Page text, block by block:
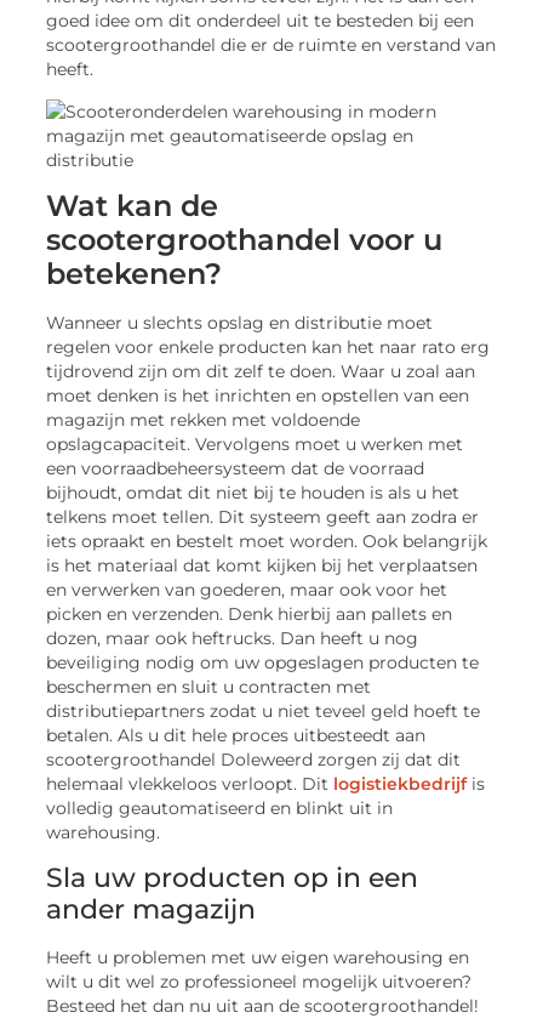
goed idee om dit onderdeel uit te besteden bij een
scootergroothandel die er de ruimte en verstand van
heeft.
Wat kan de
scootergroothandel voor u
betekenen?
Wanneer u slechts opslag en distributie moet
regelen voor enkele producten kan het naar rato erg
tijdrovend zijn om dit zelf te doen. Waar u zoal aan
moet denken is het inrichten en opstellen van een
magazijn met rekken met voldoende
opslagcapaciteit. Vervolgens moet u werken met
een voorraadbeheersysteem dat de voorraad
bijhoudt, omdat dit niet bij te houden is als u het
telkens moet tellen. Dit systeem geeft aan zodra er
iets opraakt en bestelt moet worden. Ook belangrijk
is het materiaal dat komt kijken bij het verplaatsen
en verwerken van goederen, maar ook voor het
picken en verzenden. Denk hierbij aan pallets en
dozen, maar ook heftrucks. Dan heeft u nog
beveiliging nodig om uw opgeslagen producten te
beschermen en sluit u contracten met
distributiepartners zodat u niet teveel geld hoeft te
betalen. Als u dit hele proces uitbesteedt aan
scootergroothandel Doleweerd zorgen zij dat dit
helemaal vlekkeloos verloopt. Dit logistiekbedrijfis
volledig geautomatiseerd en blinkt uit in
warehousing.
Sla uw producten op in een
ander magazijn
Heeft u problemen met uw eigen warehousing en
wilt u dit wel zo professioneel mogelijk uitvoeren?
Besteed het dan nu uit aan de scootergroothandel!